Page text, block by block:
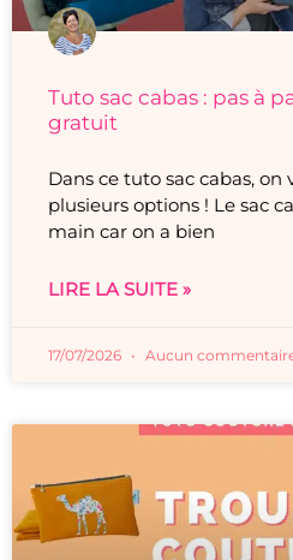
Tuto sac cabas : pas à
gratuit
Dans ce tuto sac cabas, on
plusieurs options ! Le sac
main car on a bien
LIRE LA SUITE »
17/07/2026 Aucun